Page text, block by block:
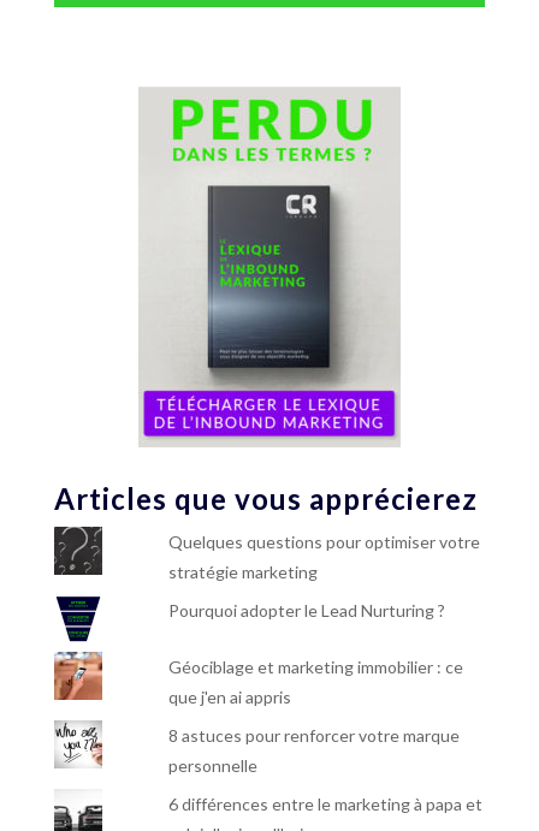
Articles que vous apprécierez
Quelques questions pour optimiser votre
stratégie marketing
Pourquoi adopter le Lead Nurturing ?
Géociblage et marketing immobilier : ce
que j'en ai appris
8 astuces pour renforcer votre marque
personnelle
6 différences entre le marketing à papa et